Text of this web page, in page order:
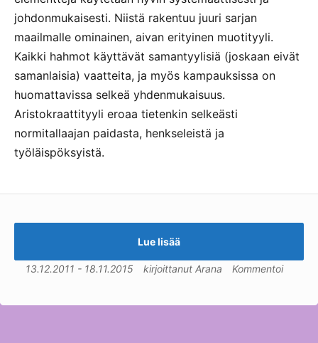
johdonmukaisesti. Niistä rakentuu juuri sarjan
maailmalle ominainen, aivan erityinen muotityyli.
Kaikki hahmot käyttävät samantyylisiä (joskaan eivät
samanlaisia) vaatteita, ja myös kampauksissa on
huomattavissa selkeä yhdenmukaisuus.
Aristokraattityyli eroaa tietenkin selkeästi
normitallaajan paidasta, henkseleistä ja
työläispöksyistä.
Lue lisää
13.12.2011 - 18.11.2015 kirjoittanut Arana Kommentoi